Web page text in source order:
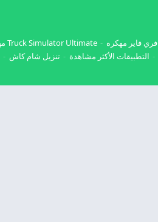
فري فاير مهكره Truck Simulator Ultimate مهكره
التطبيقات الأكثر مشاهدة تنزيل شام كاش